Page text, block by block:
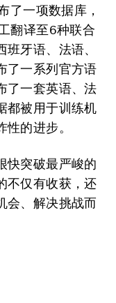
了一项数据库，
翻译至6种联合
牙语、法语、
了一系列官方语
了一套英语、法
都被用于训练机
的进步。
快突破最严峻的
不仅有收获，还
会、解决挑战而